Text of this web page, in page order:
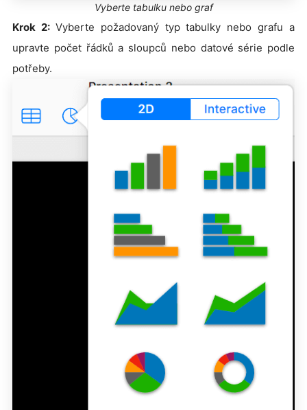
Vyberte tabulku nebo graf
Krok 2: Vyberte požadovaný typ tabulky nebo grafu a
upravte počet řádků a sloupců nebo datové série podle
potřeby.